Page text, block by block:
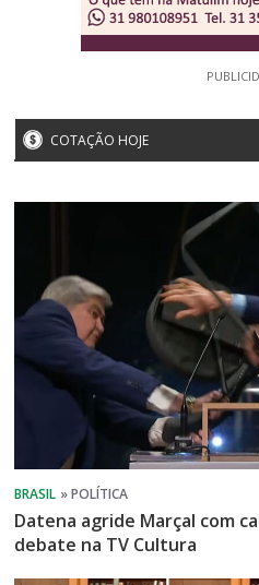
COTAÇÃO HOJE
Datena agride Marçal com
debate na TV Cultura